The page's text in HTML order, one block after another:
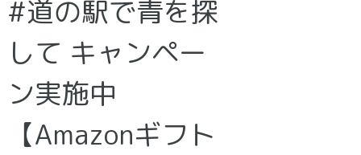
#道の駅で青を探
して キャンペー
ン実施中
【Amazonギフト